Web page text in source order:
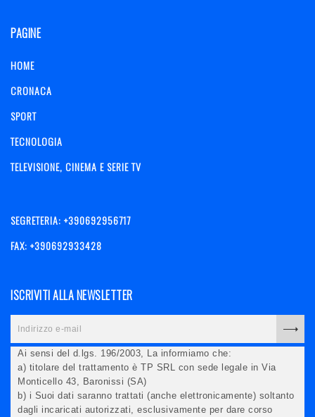
PAGINE
HOME
CRONACA
SPORT
TECNOLOGIA
TELEVISIONE, CINEMA E SERIE TV
SEGRETERIA: +390692956717
FAX: +390692933428
ISCRIVITI ALLA NEWSLETTER
Ai sensi del d.lgs. 196/2003, La informiamo che:
a) titolare del trattamento è TP SRL con sede legale in Via
Monticello 43, Baronissi (SA)
b) i Suoi dati saranno trattati (anche elettronicamente) soltanto
dagli incaricati autorizzati, esclusivamente per dare corso